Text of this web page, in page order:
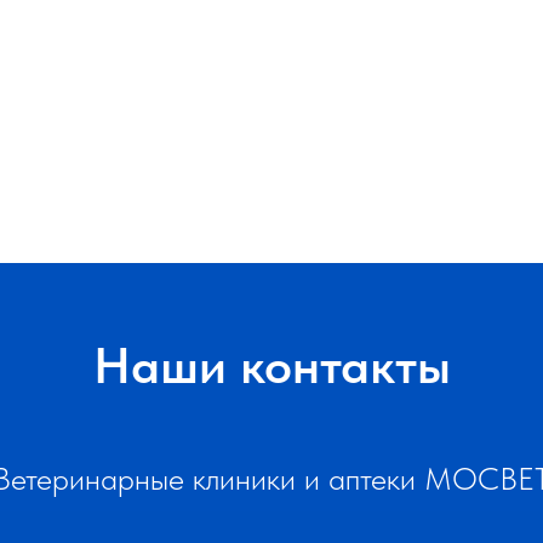
Наши контакты
клиники и аптеки